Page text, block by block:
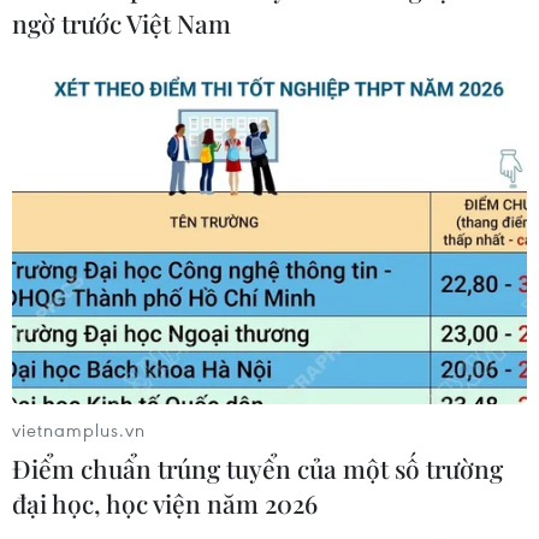
Bãi bỏ một số văn bản quy phạm
pháp luật không còn phù hợp
Khởi tố người đi bộ gây tai nạn chết
người trên quốc lộ ở Quảng Trị
06/08/2026 09:44
ngờ trước Việt Nam
vietnamplus.vn
Điểm chuẩn trúng tuyển của một số trường
đại học, học viện năm 2026